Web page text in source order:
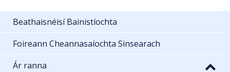
Beathaisnéisí Bainistíochta
Foireann Cheannasaíochta Sinsearach
Ár ranna